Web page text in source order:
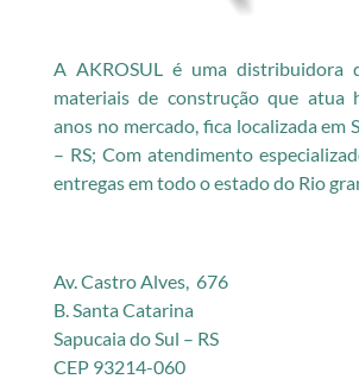
A AKROSUL é uma distribuidora
materiais de construção que atua
anos no mercado, fica localizada em
– RS; Com atendimento
entregas em todo o estado do Rio
Av. Castro Alves, 676
B. Santa Catarina
Sapucaia do Sul – RS
CEP 93214-060